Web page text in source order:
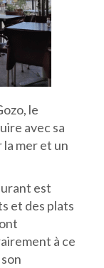
le
avec sa
mer et un
est
et des plats
à ce